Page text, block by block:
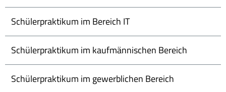
Schülerpraktikum im Bereich IT
Schülerpraktikum im kaufmännischen Bereich
Schülerpraktikum im gewerblichen Bereich